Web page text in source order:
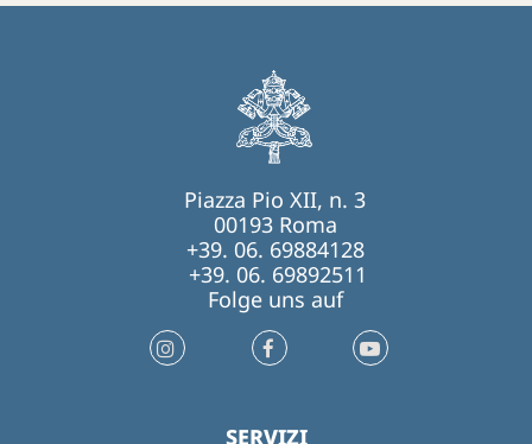
Piazza Pio XII, n. 3
00193 Roma
+39. 06. 69884128
+39. 06. 69892511
Folge uns auf
SERVIZI